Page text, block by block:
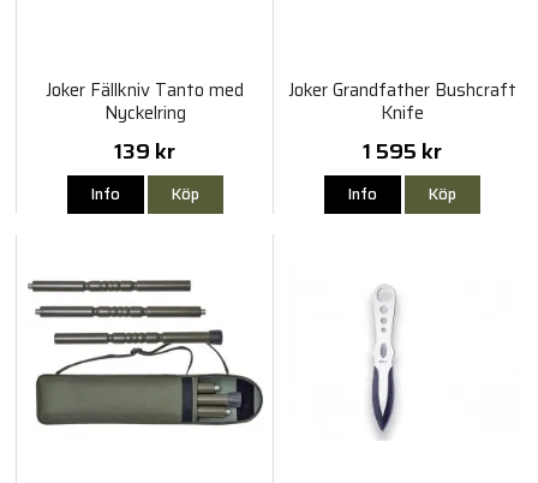
Joker Fällkniv Tanto med
Nyckelring
139 kr
Info Köp
Joker Grandfather Bushcraft
Knife
1 595 kr
Info Köp